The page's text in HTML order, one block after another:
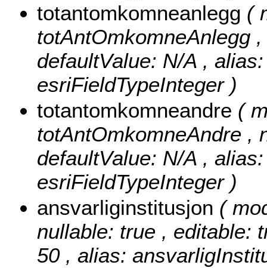
totantomkomneanlegg (
totAntOmkomneAnlegg
defaultValue: N/A ,
esriFieldTypeInteger )
totantomkomneandre (
totAntOmkomneAndre ,
defaultValue: N/A ,
esriFieldTypeInteger )
ansvarliginstitusjon (
nullable: true , editable:
50 , alias: